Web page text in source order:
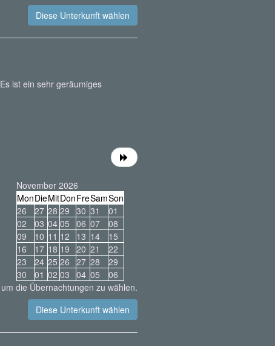
ist ein sehr geräumiges
November 2026
MonDieMitDonFreSamSon
26
27 28 29 30 31
01
02
03 04 05 06 07
08
09
10 11 12 13 14
15
16
17 18 19 20 21
22
23
24 25 26 27 28
29
30
01 02 03 04 05
06
die Übernachtungen zu wählen.